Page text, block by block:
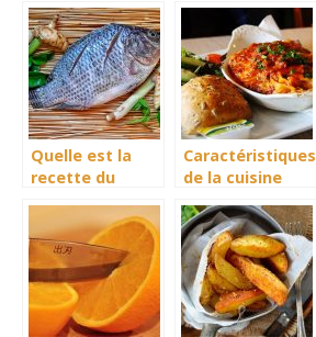
pâtes
Quelle est la
recette du
Caractéristiques
de la cuisine